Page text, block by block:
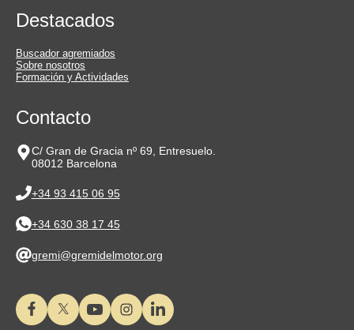
Destacados
Buscador agremiados
Sobre nosotros
Formación y Actividades
Contacto
C/ Gran de Gracia nº 69, Entresuelo.
08012 Barcelona
+34 93 415 06 95
+34 630 38 17 45
gremi@gremidelmotor.org